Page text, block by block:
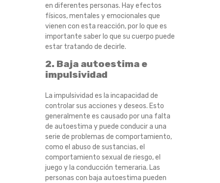
en diferentes personas. Hay efectos
físicos, mentales y emocionales que
vienen con esta reacción, por lo que es
importante saber lo que su cuerpo puede
estar tratando de decirle.
2. Baja autoestima e
impulsividad
La impulsividad es la incapacidad de
controlar sus acciones y deseos. Esto
generalmente es causado por una falta
de autoestima y puede conducir a una
serie de problemas de comportamiento,
como el abuso de sustancias, el
comportamiento sexual de riesgo, el
juego y la conducción temeraria. Las
personas con baja autoestima pueden